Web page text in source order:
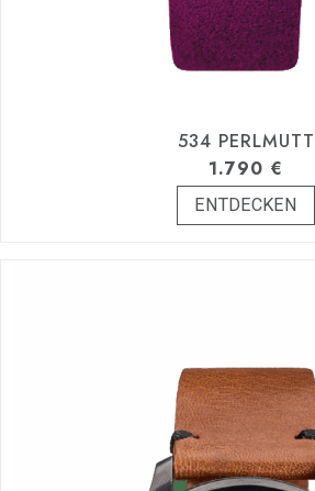
534 PERLMUTT
1.790 €
ENTDECKEN